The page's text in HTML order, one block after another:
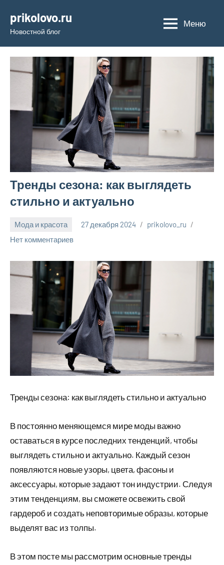
содержимому
prikolovo.ru
Новостной блог
Меню
Тренды сезона: как выглядеть
стильно и актуально
Мода и красота 27 декабря 2024
prikolovo_ru
Нет комментариев
Тренды сезона: как выглядеть стильно и актуально
В постоянно меняющемся мире моды важно
оставаться в курсе последних тенденций, чтобы
выглядеть стильно и актуально. Каждый сезон
появляются новые узоры, цвета, фасоны и
аксессуары, которые задают тон индустрии. Следуя
этим тенденциям, вы сможете освежить свой
гардероб и создать неповторимые образы, которые
выделят вас из толпы.
В этом посте мы рассмотрим основные тренды